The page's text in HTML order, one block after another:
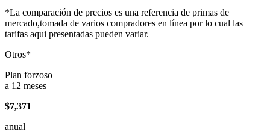
*La comparación de precios es una referencia de primas de
mercado,tomada de varios compradores en línea por lo cual las
tarifas aqui presentadas pueden variar.
Otros*
Plan forzoso
a 12 meses
$7,371
anual